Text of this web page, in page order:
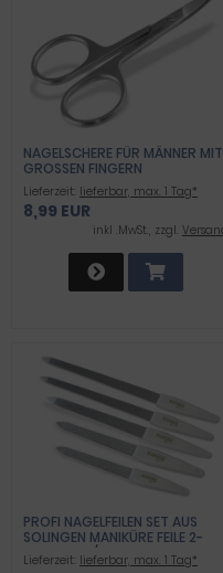
NAGELSCHERE FÜR MÄNNER MIT
GROSSEN FINGERN
Lieferzeit: lieferbar, max. 1 Tag*
8,99 EUR
inkl .MwSt., zzgl.
PROFI NAGELFEILEN SET AUS
SOLINGEN MANIKÜRE FEILE 2-
SEITIG FEIN/GROB
SAPHIRNAGELFEILEN ZUR
Lieferzeit: lieferbar, max. 1 Tag*